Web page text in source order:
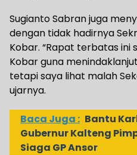
Sugianto Sabran juga
dengan tidak hadirnya
Kobar. “Rapat terbatas ini
Kobar guna
tetapi saya lihat malah
ujarnya.
Baca Juga : Bantu
Gubernur Kalteng
Siaga GP Ansor